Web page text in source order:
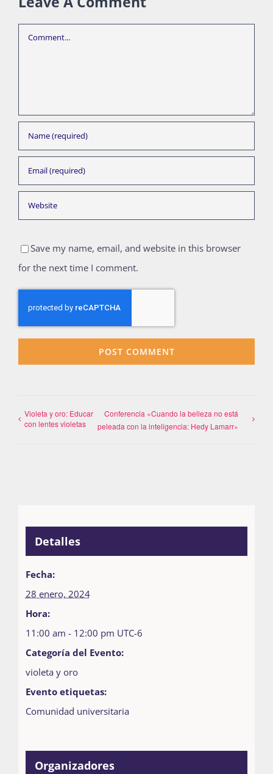
Comment
Save my name, email, and website in this browser
for the next time I comment.
Violeta y oro: Educar
con lentes violetas
Conferencia «Cuando la belleza no está
peleada con la inteligencia: Hedy Lamarr»
Detalles
Fecha:
28 enero, 2024
Hora:
11:00 am - 12:00 pm UTC-6
Categoría del Evento:
violeta y oro
Evento etiquetas:
Comunidad universitaria
Organizadores